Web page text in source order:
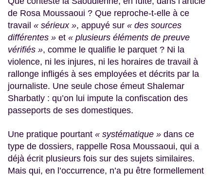
de Rosa Moussaoui ? Que reproche-t-elle à ce
travail « sérieux », appuyé sur « des sources
différentes » et « plusieurs éléments de preuve
vérifiés », comme le qualifie le parquet ? Ni la
violence, ni les injures, ni les horaires de travail à
rallonge infligés à ses employées et décrits par la
journaliste. Une seule chose émeut Shalemar
Sharbatly : qu’on lui impute la confiscation des
passeports de ses domestiques.
Une pratique pourtant « systématique » dans ce
type de dossiers, rappelle Rosa Moussaoui, qui a
déjà écrit plusieurs fois sur des sujets similaires.
Mais qui, en l’occurrence, n’a pu être formellement